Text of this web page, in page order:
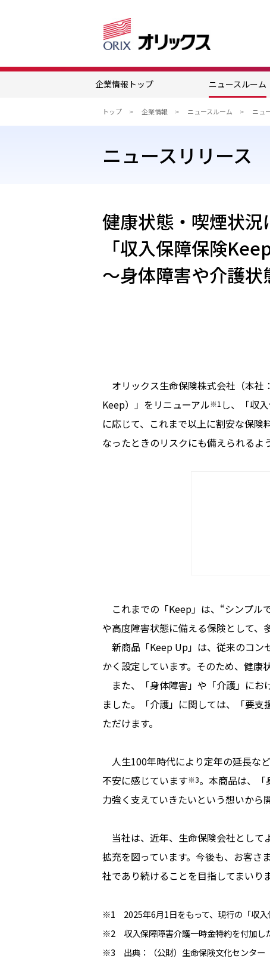
企業情報トップ ニュースルーム
トップ 企業情報 ニュースルーム
ニュースリリース
健康状態・喫煙状
「収入保障保険
～身体障害や介護
オリックス生命保険株式会社（本社
Keep）」をリニューアル※1 し、「収
に応じて、これまで以上に割安な保険
なったときのリスクにも備えられるよ
これまでの「Keep」は、“シンプル
や高度障害状態に備える保険として、
新商品「Keep Up」は、従来のコン
かく設定しています。そのため、健康
また、「身体障害」や「介護」にお
ました。「介護」に関しては、「要
ただけます。
人生100年時代により定年の延長な
不安に感じています※3。本商品は、
力強く支えていきたいという想いから
当社は、近年、生命保険会社として
拡充を図っています。今後も、お客さ
社であり続けることを目指してまいりま
※1 2025年6月1日をもって、現行の「収入
※2 収入保障障害介護一時金特約を付加し
※3 出典：（公財）生命保険文化センター